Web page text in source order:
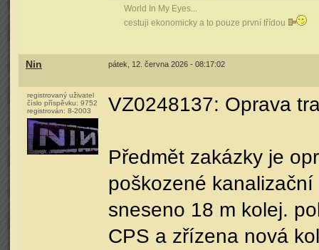
World In My Eyes...
cestuji ekonomicky a to pouze první třídou
Nin pátek, 12. června 2026 - 08:17:02
registrovaný uživatel
číslo příspěvku: 9752
registrován: 8-2003 VZ0248137: Oprava
Předmět zakázky je
poškozené
sneseno 18 m kolej.
CPS a zřízena nová